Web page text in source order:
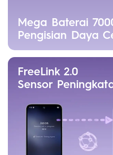
Mega Baterai
Pengisian Daya
FreeLink 2.0
Sensor